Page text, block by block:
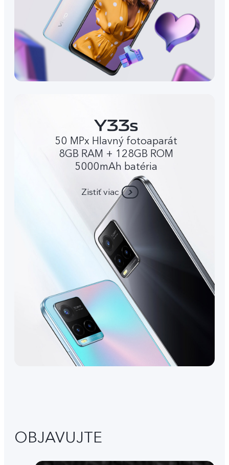
50 MPx Hlavný fotoaparát
8GB RAM + 128GB ROM
5000mAh batéria
Zistiť viac
OBJAVUJTE